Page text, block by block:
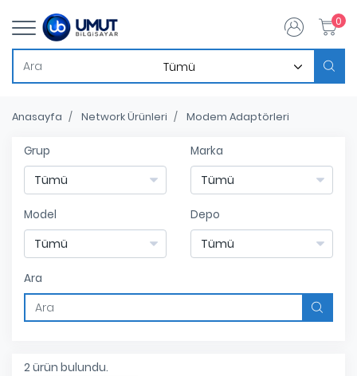
0
Anasayfa Network Ürünleri Modem Adaptörleri
Grup Marka
Model Depo
Ara
2 ürün bulundu.